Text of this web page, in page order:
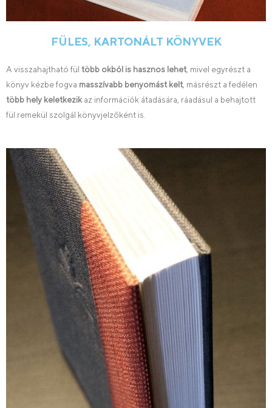
FÜLES, KARTONÁLT KÖNYVEK
A visszahajtható fül több okból is hasznos lehet, mivel egyrészt a
könyv kézbe fogva masszívabb benyomást kelt, másrészt a fedélen
több hely keletkezikaz információk átadására, ráadásul a behajtott
fül remekül szolgál könyvjelzőként is.